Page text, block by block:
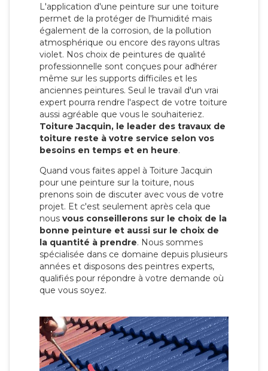
L'application d'une peinture sur une toiture
permet de la protéger de l'humidité mais
également de la corrosion, de la pollution
atmosphérique ou encore des rayons ultras
violet. Nos choix de peintures de qualité
professionnelle sont conçues pour adhérer
même sur les supports difficiles et les
anciennes peintures. Seul le travail d'un vrai
expert pourra rendre l'aspect de votre toiture
aussi agréable que vous le souhaiteriez.
Toiture Jacquin, le leader des travaux de
toiture reste à votre service selon vos
besoins en temps et en heure.
Quand vous faites appel à Toiture Jacquin
pour une peinture sur la toiture, nous
prenons soin de discuter avec vous de votre
projet. Et c'est seulement après cela que
nous vous conseillerons sur le choix de la
bonne peinture et aussi sur le choix de
la quantité à prendre. Nous sommes
spécialisée dans ce domaine depuis plusieurs
années et disposons des peintres experts,
qualifiés pour répondre à votre demande où
que vous soyez.